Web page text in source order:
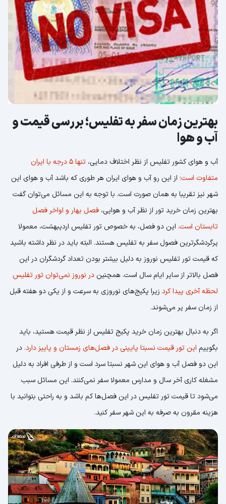
بهترین زمان سفر به تفلیس؛ بررسی قیمت و
آب و هوا
آب و هوای کشور تفلیس از نظر اختلاف دمایی،
تنها 5 درجه با ایران
متفاوت است؛ از این رو آب و هوای ایران هر طوری که باشد آب و هوای این
شهر نیز تقریبا به همان صورت است. با توجه به این مسائل می‌توان گفت
بهترین زمان خرید تور از نظر آب و هوایی، فصل بهار و اواخر فصل
تابستان است. این دو فصل، به خصوص تور تفلیس اردیبهشت، معمولا
پرگردشگرترین فصول سفر به تفلیس هستند. البته باید در نظر داشته باشید
که قیمت تور تفلیس نوروز به دلیل بیشتر بودن تعداد گردشگران در این
فصل بالاتر از سایر ایام سال است. همچنین در نوروز نمی‌توان تور تفلیس
لحظه آخری پیدا کرد زیرا پکیج‌های نوروزی به سرعت و از یکی دو هفته قبل
از زمان سفر پر می‌شوند.
اگر به دنبال بهترین زمان خرید پکیج تفلیس از نظر قیمت هستید، باید
بگوییم این تور قیمت نسبتا پایینی در فصل‌های زمستان و پاییز دارد.در
این دو فصل آب و هوای این شهر نسبتا سرد است و از طرفی افراد به دلیل
مشغله کاری آخر سال و مدارس معمولا سفر نمی‌کنند. این مسائل سبب
می‌شود تا قیمت تور تفلیس در این فصل‌ها کم باشد و به راحتی بتوانید با
هزینه مقرون به صرفه به این شهر سفر کنید.